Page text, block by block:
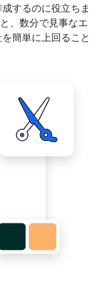
するのに役立ちま
、数分で見事なエ
簡単に上回ること